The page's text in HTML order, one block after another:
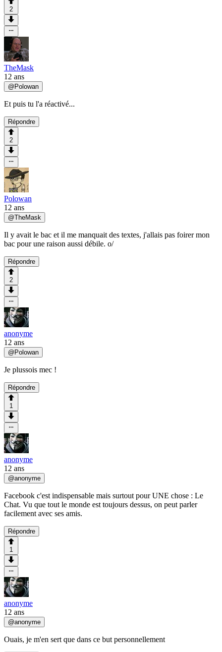
2
TheMask
12 ans
@ Polowan
Et puis tu l'a réactivé...
Répondre
2
Polowan
12 ans
@TheMask
Il y avait le bac et il me manquait des textes, j'allais pas foirer mon
bac pour une raison aussi débile. o/
Répondre
2
anonyme
12 ans
@ Polowan
Je plussois mec !
Répondre
1
anonyme
12 ans
@anonyme
Facebook c'est indispensable mais surtout pour UNE chose : Le
Chat. Vu que tout le monde est toujours dessus, on peut parler
facilement avec ses amis.
Répondre
1
anonyme
12 ans
@anonyme
Ouais, je m'en sert que dans ce but personnellement